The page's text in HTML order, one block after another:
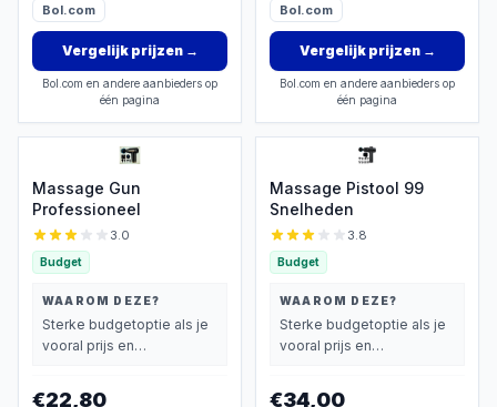
Bol.com
Vergelijk prijzen→
Bol.com en andere aanbieders op
één pagina
Bol.com
Vergelijk prijzen→
Bol.com en andere aanbieders op
één pagina
Massage Gun
Professioneel
3.0
Budget
WAAROM DEZE?
Sterke budgetoptie als je
vooral prijs en
€22,80
Massage Pistool 99
Snelheden
3.8
Budget
WAAROM DEZE?
Sterke budgetoptie als je
vooral prijs en
€34,00